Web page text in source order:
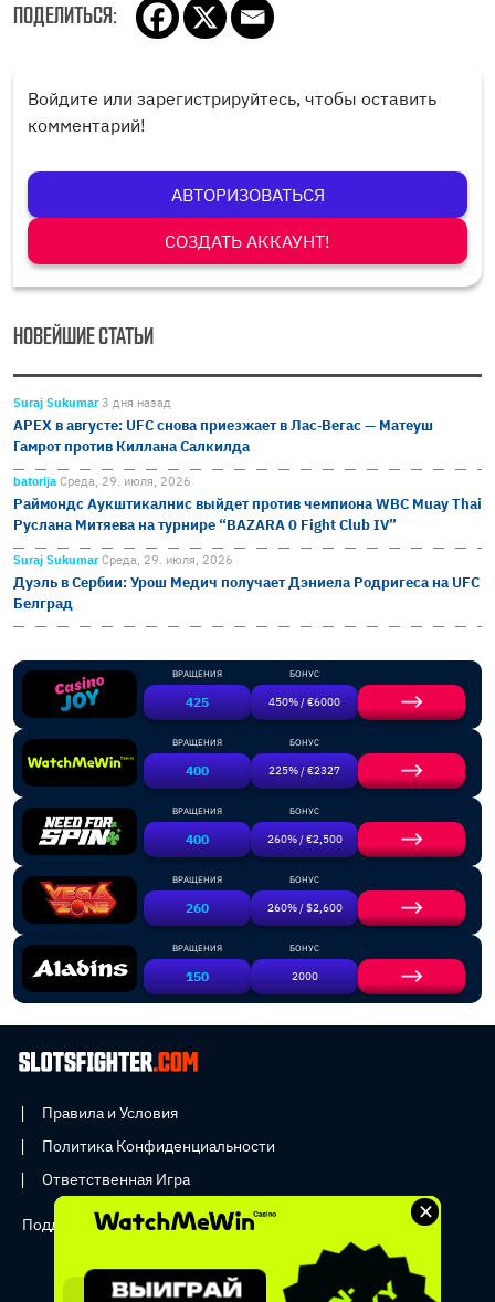
ПОДЕЛИТЬСЯ:
Войдите или зарегистрируйтесь, чтобы оставить
комментарий!
АВТОРИЗОВАТЬСЯ
СОЗДАТЬ АККАУНТ!
×
НОВЕЙШИЕ СТАТЬИ
Suraj Sukumar3 дня назад
APEX в августе: UFC снова приезжает в Лас‑Вегас — Матеуш
Гамрот против Киллана Салкилда
batorija Среда, 29. июля, 2026
Раймондс Аукштикалнис выйдет против чемпиона WBC Muay Thai
Руслана Митяева на турнире “BAZARA 0 Fight Club IV”
Suraj SukumarСреда, 29. июля, 2026
Дуэль в Сербии: Урош Медич получает Дэниела Родригеса на UFC
Белград
ВРАЩЕНИЯ
425
БОНУС
450% / €6000
ВРАЩЕНИЯ
400
БОНУС
225% / €2327
ВРАЩЕНИЯ
400
БОНУС
260% / €2,500
ВРАЩЕНИЯ
260
БОНУС
260% / $2,600
ВРАЩЕНИЯ
150
БОНУС
2000
Правила и Условия
Политика Конфиденциальности
Ответственная Игра
Поддержка: info@slotsfighter.com
Copyright © 2026 - SLOTSFIGHTER _ All rights reserved.